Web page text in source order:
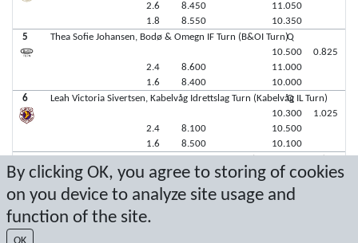
By clicking OK, you agree to storing of cookies
on you device to analyze site usage and
function of the site.
OK
2.6
1.8
8.450
8.550
11.050
10.350
5 Thea Sofie Johansen, Bodø & Omegn IF Turn (B&OI Turn)
2.4
1.6
8.600
8.400
Q
10.500
11.000
10.000
0.825
6 Leah Victoria Sivertsen, Kabelvåg Idrettslag Turn (Kabelvåg IL Turn)
2.4
1.6
8.100
8.500
Q
10.300
10.500
10.100
1.025
Latest score: 4/12/2026 12:31:23 PM